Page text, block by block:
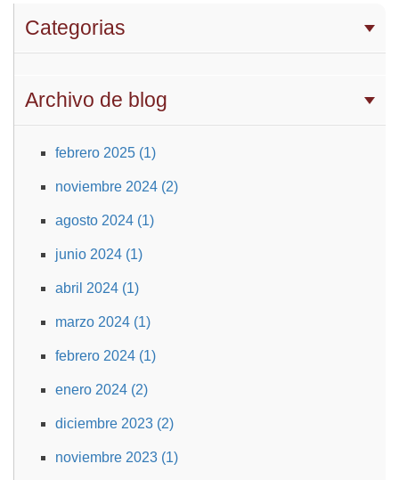
Categorias
Archivo de blog
febrero 2025 (1)
noviembre 2024 (2)
agosto 2024 (1)
junio 2024 (1)
abril 2024 (1)
marzo 2024 (1)
febrero 2024 (1)
enero 2024 (2)
diciembre 2023 (2)
noviembre 2023 (1)